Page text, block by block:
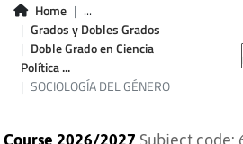
Home
...
Grados y Dobles Grados
Doble Grado en Ciencia
Política ...
SOCIOLOGÍA DEL GÉNERO
SOCIOLOGÍA
GÉNERO
Course 2026/2027 Subject code: